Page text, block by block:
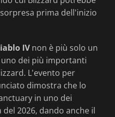
prima dell'inizio
IVnon è più solo un
uno dei più importanti
L'evento per
dimostra che lo
in uno dei
2026, dando anche il